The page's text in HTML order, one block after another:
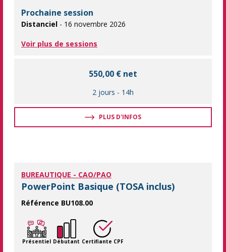
Prochaine session
Distanciel - 16 novembre 2026
Voir plus de sessions
550,00 € net
2 jours - 14h
PLUS D'INFOS
BUREAUTIQUE - CAO/PAO
PowerPoint Basique (TOSA inclus)
Référence BU108.00
Les bases pour effectuer vos présentations sur
Présentiel Débutant Certifiante CPF